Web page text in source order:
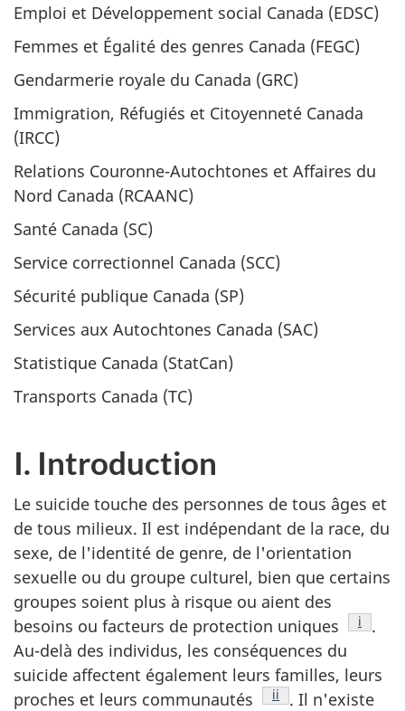
Emploi et Développement social Canada (EDSC)
Femmes et Égalité des genres Canada (FEGC)
Gendarmerie royale du Canada (GRC)
Immigration, Réfugiés et Citoyenneté Canada
(IRCC)
Relations Couronne-Autochtones et Affaires du
Nord Canada (RCAANC)
Santé Canada (SC)
Service correctionnel Canada (SCC)
Sécurité publique Canada (SP)
Services aux Autochtones Canada (SAC)
Statistique Canada (StatCan)
Transports Canada (TC)
I. Introduction
Le suicide touche des personnes de tous âges et
de tous milieux. Il est indépendant de la race, du
sexe, de l'identité de genre, de l'orientation
sexuelle ou du groupe culturel, bien que certains
groupes soient plus à risque ou aient des
besoins ou facteurs de protection uniques
Note
i
.
Au-delà des individus, les conséquences du
suicide affectent également leurs familles, leurs
proches et leurs communautés
Note de bas de page
ii
. Il n'existe